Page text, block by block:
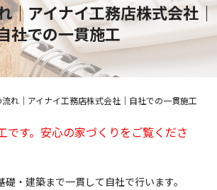
｜アイナイ工務店株式会社｜
社での一貫施工
れ｜アイナイ工務店株式会社｜自社での一貫施工
です。安心の家づくりをご覧くださ
・建築まで一貫して自社で行います。